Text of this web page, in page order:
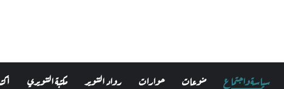
سياسة واجتماع منوعات حوارات رواد التنوير مكتبة التنويري